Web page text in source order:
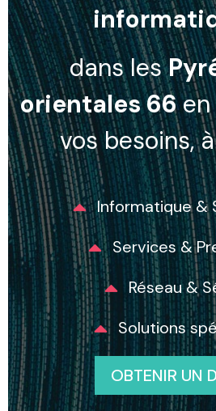
dans les
orientales 66
vos besoins,
Informatique &
Services &
Réseau &
Solutions
OBTENIR UN